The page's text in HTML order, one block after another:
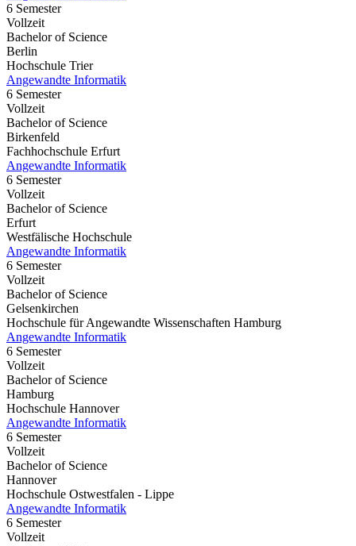
6 Semester
Vollzeit
Bachelor of Science
Berlin
Hochschule Trier
Angewandte Informatik
6 Semester
Vollzeit
Bachelor of Science
Birkenfeld
Fachhochschule Erfurt
Angewandte Informatik
6 Semester
Vollzeit
Bachelor of Science
Erfurt
Westfälische Hochschule
Angewandte Informatik
6 Semester
Vollzeit
Bachelor of Science
Gelsenkirchen
Hochschule für Angewandte Wissenschaften Hamburg
Angewandte Informatik
6 Semester
Vollzeit
Bachelor of Science
Hamburg
Hochschule Hannover
Angewandte Informatik
6 Semester
Vollzeit
Bachelor of Science
Hannover
Hochschule Ostwestfalen - Lippe
Angewandte Informatik
6 Semester
Vollzeit